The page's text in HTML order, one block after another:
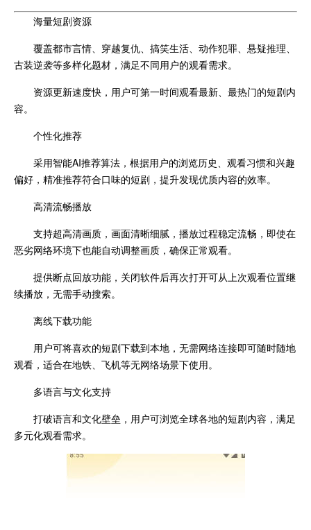
海量短剧资源
覆盖都市言情、穿越复仇、搞笑生活、动作犯罪、悬疑推理、
古装逆袭等多样化题材，满足不同用户的观看需求。
资源更新速度快，用户可第一时间观看最新、最热门的短剧内
容。
个性化推荐
采用智能AI推荐算法，根据用户的浏览历史、观看习惯和兴趣
偏好，精准推荐符合口味的短剧，提升发现优质内容的效率。
高清流畅播放
支持超高清画质，画面清晰细腻，播放过程稳定流畅，即使在
恶劣网络环境下也能自动调整画质，确保正常观看。
提供断点回放功能，关闭软件后再次打开可从上次观看位置继
续播放，无需手动搜索。
离线下载功能
用户可将喜欢的短剧下载到本地，无需网络连接即可随时随地
观看，适合在地铁、飞机等无网络场景下使用。
多语言与文化支持
打破语言和文化壁垒，用户可浏览全球各地的短剧内容，满足
多元化观看需求。